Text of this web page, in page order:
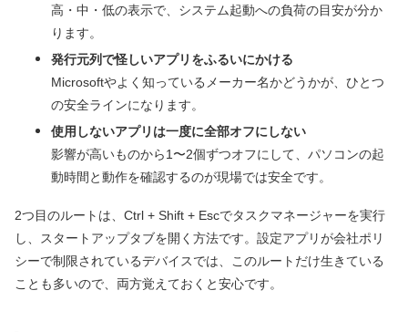
高・中・低の表示で、システム起動への負荷の目安が分か
ります。
発行元列で怪しいアプリをふるいにかける
Microsoftやよく知っているメーカー名かどうかが、ひとつ
の安全ラインになります。
使用しないアプリは一度に全部オフにしない
影響が高いものから1〜2個ずつオフにして、パソコンの起
動時間と動作を確認するのが現場では安全です。
2つ目のルートは、Ctrl + Shift + Escでタスクマネージャーを実行
し、スタートアップタブを開く方法です。設定アプリが会社ポリ
シーで制限されているデバイスでは、このルートだけ生きている
ことも多いので、両方覚えておくと安心です。